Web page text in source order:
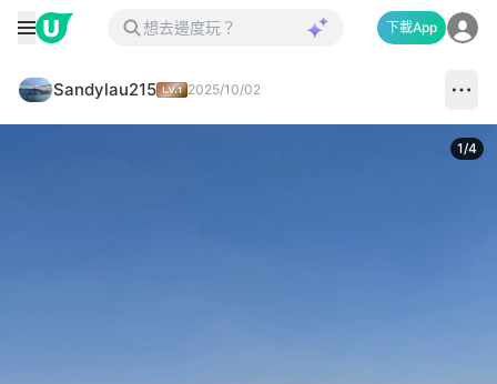
下載App
Sandylau215 2025/10/02
1/4